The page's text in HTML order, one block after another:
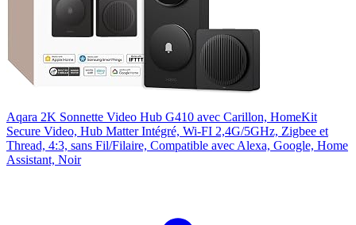
Aqara 2K Sonnette Video Hub G410 avec Carillon, HomeKit
Secure Video, Hub Matter Intégré, Wi-FI 2,4G/5GHz, Zigbee et
Thread, 4:3, sans Fil/Filaire, Compatible avec Alexa, Google, Home
Assistant, Noir